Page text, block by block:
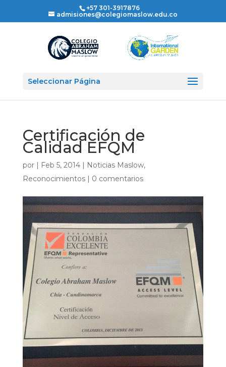
+57 301-3917876
admisiones@colegiomaslow.edu.co
Seleccionar Página
Certificación de
Calidad EFQM
por | Feb 5, 2014| Noticias Maslow,
Reconocimientos| 0 comentarios